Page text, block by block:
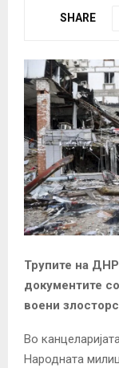
SHARE
Трупите на
документите
воени
Во
Народната